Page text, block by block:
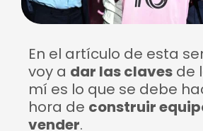
En el artículo de esta
voy a dar las claves de
mí es lo que se debe
hora de construir
vender.